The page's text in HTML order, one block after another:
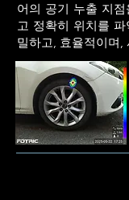
어의 공기 누출 지
고 정확히 위치를
밀하고, 효율적이며,